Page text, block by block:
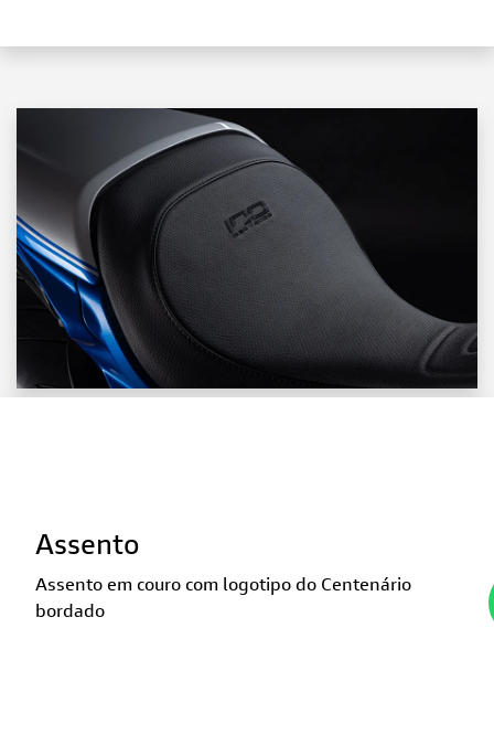
Assento
Assento em couro com logotipo do Centenário
bordado